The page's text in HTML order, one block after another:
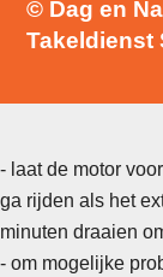
© Dag en
Takeldienst
- laat de motor
ga rijden als het
minuten draaien
- om mogelijke